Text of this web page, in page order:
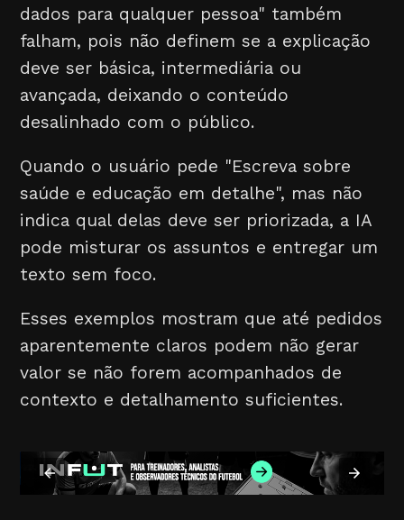
dados para qualquer pessoa" também
falham, pois não definem se a explicação
deve ser básica, intermediária ou
avançada, deixando o conteúdo
desalinhado com o público.
Quando o usuário pede "Escreva sobre
saúde e educação em detalhe", mas não
indica qual delas deve ser priorizada, a IA
pode misturar os assuntos e entregar um
texto sem foco.
Esses exemplos mostram que até pedidos
aparentemente claros podem não gerar
valor se não forem acompanhados de
contexto e detalhamento suficientes.